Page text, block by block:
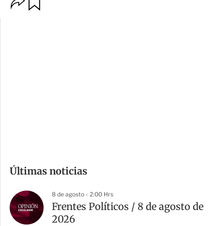
p
p
a
r
t
Últimas noticias
8 de agosto - 2:00 Hrs
Frentes Políticos / 8 de agosto de
2026